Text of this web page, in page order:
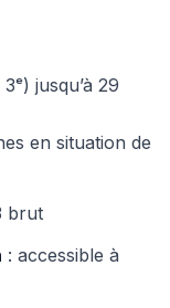
jusqu’à 29
en situation de
brut
: accessible à